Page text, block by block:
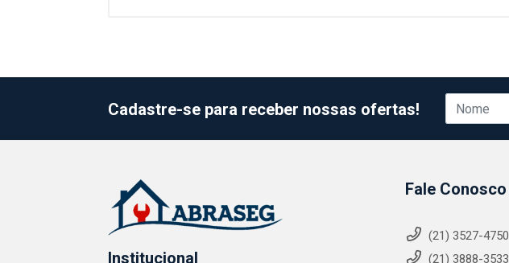
Cadastre-se para receber nossas ofertas!
Institucional
Fale Conosco
(21) 3527-4750
(21) 3888-3533